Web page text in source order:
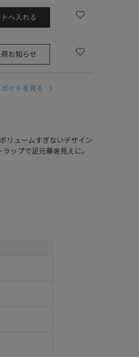
へ入れる
お知らせ
イドを見る
リュームすぎないデザイン
ップで足元華奢見えに。